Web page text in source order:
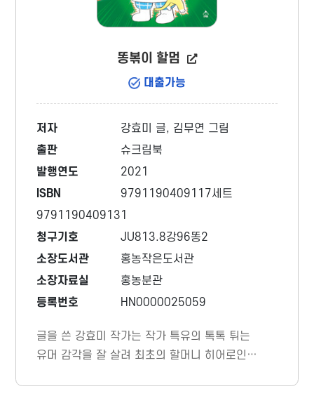
똥볶이 할멈
대출가능
저자
강효미 글, 김무연 그림
출판
슈크림북
발행연도
2021
ISBN
9791190409117세트
9791190409131
청구기호
JU813.8강96똥2
소장도서관
홍농작은도서관
소장자료실
홍농분관
등록번호
HN0000025059
글을 쓴 강효미 작가는 작가 특유의 톡톡 튀는
유머 감각을 잘 살려 최초의 할머니 히어로인